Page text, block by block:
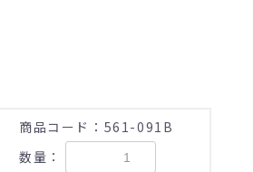
商品コード：561-091B
数量：